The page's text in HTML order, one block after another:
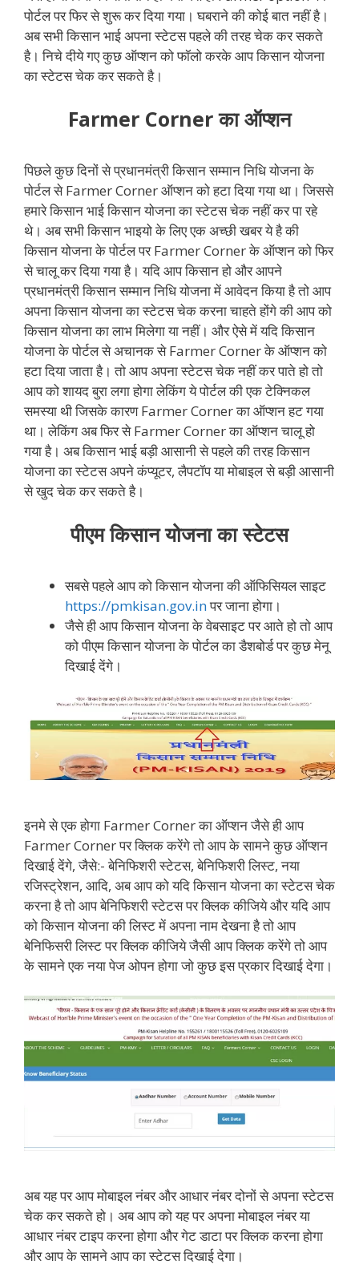
पोर्टल पर फिर से शुरू कर दिया गया। घबराने की कोई बात नहीं है।
अब सभी किसान भाई अपना स्टेटस पहले की तरह चेक कर सकते
है। निचे दीये गए कुछ ऑप्शन को फॉलो करके आप किसान योजना
का स्टेटस चेक कर सकते है।
Farmer Corner का ऑप्शन
पिछले कुछ दिनों से प्रधानमंत्री किसान सम्मान निधि योजना के
पोर्टल से Farmer Corner ऑप्शन को हटा दिया गया था। जिससे
हमारे किसान भाई किसान योजना का स्टेटस चेक नहीं कर पा रहे
थे। अब सभी किसान भाइयो के लिए एक अच्छी खबर ये है की
किसान योजना के पोर्टल पर Farmer Corner के ऑप्शन को फिर
से चालू कर दिया गया है। यदि आप किसान हो और आपने
प्रधानमंत्री किसान सम्मान निधि योजना में आवेदन किया है तो आप
अपना किसान योजना का स्टेटस चेक करना चाहते होंगे की आप को
किसान योजना का लाभ मिलेगा या नहीं। और ऐसे में यदि किसान
योजना के पोर्टल से अचानक से Farmer Corner के ऑप्शन को
हटा दिया जाता है। तो आप अपना स्टेटस चेक नहीं कर पाते हो तो
आप को शायद बुरा लगा होगा लेकिंग ये पोर्टल की एक टेक्निकल
समस्या थी जिसके कारण Farmer Corner का ऑप्शन हट गया
था। लेकिंग अब फिर से Farmer Corner का ऑप्शन चालू हो
गया है। अब किसान भाई बड़ी आसानी से पहले की तरह किसान
योजना का स्टेटस अपने कंप्यूटर, लैपटॉप या मोबाइल से बड़ी आसानी
से खुद चेक कर सकते है।
पीएम किसान योजना का स्टेटस
सबसे पहले आप को किसान योजना की ऑफिसियल साइट
https://pmkisan.gov.inपर जाना होगा।
जैसे ही आप किसान योजना के वेबसाइट पर आते हो तो आप
को पीएम किसान योजना के पोर्टल का डैशबोर्ड पर कुछ मेनू
दिखाई देंगे।
इनमे से एक होगा Farmer Corner का ऑप्शन जैसे ही आप
Farmer Corner पर क्लिक करेंगे तो आप के सामने कुछ ऑप्शन
दिखाई देंगे, जैसे:- बेनिफिशरी स्टेटस, बेनिफिशरी लिस्ट, नया
रजिस्ट्रेशन, आदि, अब आप को यदि किसान योजना का स्टेटस चेक
करना है तो आप बेनिफिशरी स्टेटस पर क्लिक कीजिये और यदि आप
को किसान योजना की लिस्ट में अपना नाम देखना है तो आप
बेनिफिसरी लिस्ट पर क्लिक कीजिये जैसी आप क्लिक करेंगे तो आप
के सामने एक नया पेज ओपन होगा जो कुछ इस प्रकार दिखाई देगा।
अब यह पर आप मोबाइल नंबर और आधार नंबर दोनों से अपना स्टेटस
चेक कर सकते हो। अब आप को यह पर अपना मोबाइल नंबर या
आधार नंबर टाइप करना होगा और गेट डाटा पर क्लिक करना होगा
और आप के सामने आप का स्टेटस दिखाई देगा।